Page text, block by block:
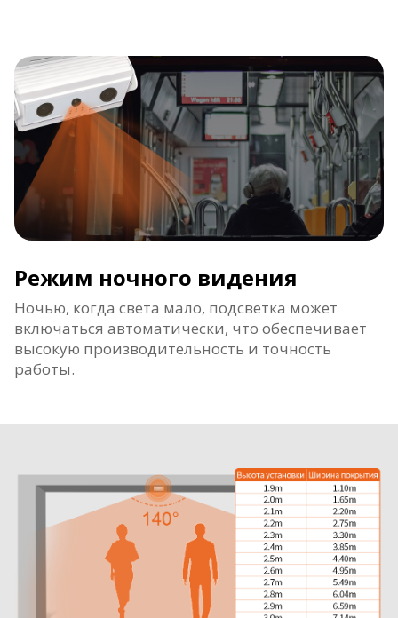
Режим ночного видения
Ночью, когда света мало, подсветка может
включаться автоматически, что обеспечивает
высокую производительность и точность
работы.